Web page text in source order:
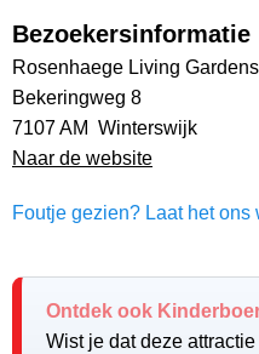
Bezoekersinformatie
Rosenhaege Living Gardens
Bekeringweg 8
7107 AM Winterswijk
Naar de website
Foutje gezien? Laat het
Ontdek ook
Wist je dat deze